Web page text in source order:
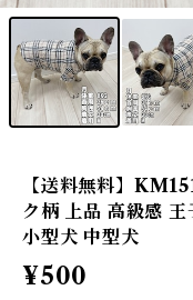
【送料無料】
ク柄 上品 高級感
小型犬 中型犬
¥500